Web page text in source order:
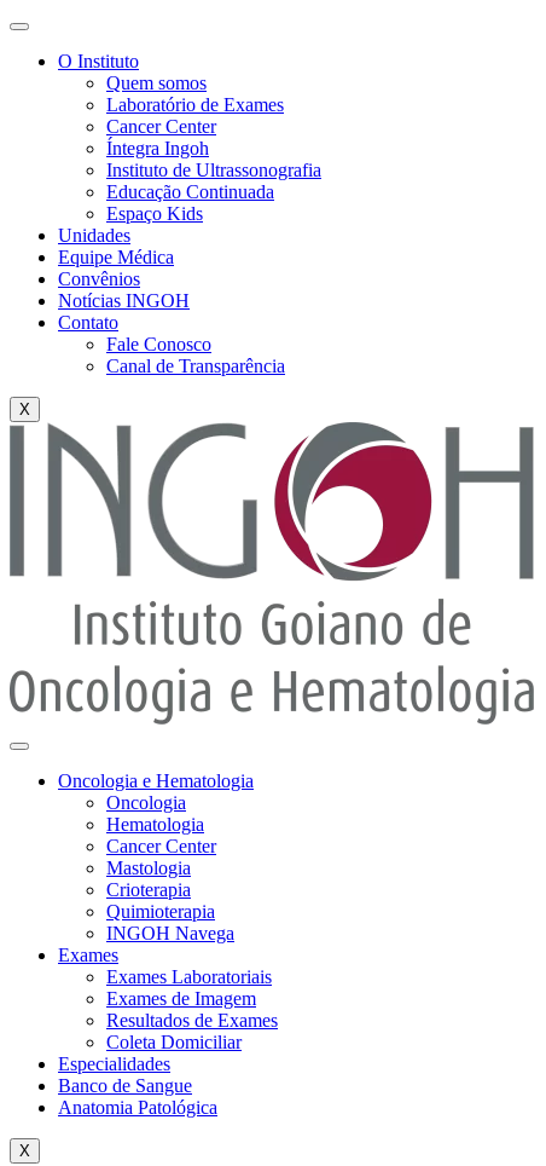
O Instituto
Quem somos
Laboratório de Exames
Cancer Center
Íntegra Ingoh
Instituto de Ultrassonografia
Educação Continuada
Espaço Kids
Unidades
Equipe Médica
Convênios
Notícias INGOH
Contato
Fale Conosco
Canal de Transparência
X
Oncologia e Hematologia
Oncologia
Hematologia
Cancer Center
Mastologia
Crioterapia
Quimioterapia
INGOH Navega
Exames
Exames Laboratoriais
Exames de Imagem
Resultados de Exames
Coleta Domiciliar
Especialidades
Banco de Sangue
Anatomia Patológica
X